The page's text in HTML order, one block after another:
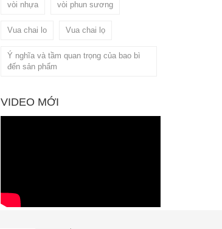
vòi nhựa vòi phun sương
Vua chai lo Vua chai lọ
Ý nghĩa và tầm quan trọng của bao bì
đến sản phẩm
VIDEO MỚI